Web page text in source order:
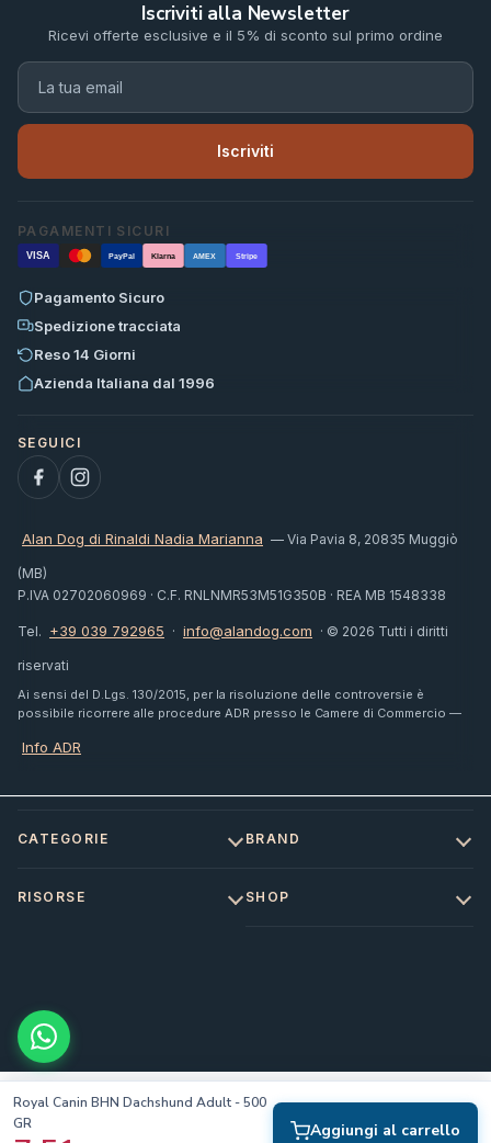
Iscriviti alla Newsletter
Ricevi offerte esclusive e il 5% di sconto sul primo ordine
Iscriviti
PAGAMENTI SICURI
VISA PayPal Klarna AMEX Stripe
Pagamento Sicuro
Spedizione tracciata
Reso 14 Giorni
Azienda Italiana dal 1996
Alan Dog di Rinaldi Nadia Marianna — Via Pavia 8, 20835 Muggiò
(MB)
P.IVA 02702060969 · C.F. RNLNMR53M51G350B · REA MB 1548338
Tel. +39 039 792965 · info@alandog.com · © 2026 Tutti i diritti
riservati
Ai sensi del D.Lgs. 130/2015, per la risoluzione delle controversie è
possibile ricorrere alle procedure ADR presso le Camere di Commercio —
Info ADR
CATEGORIE BRAND
RISORSE SHOP
Royal Canin BHN Dachshund Adult - 500
GR
Aggiungi al carrello